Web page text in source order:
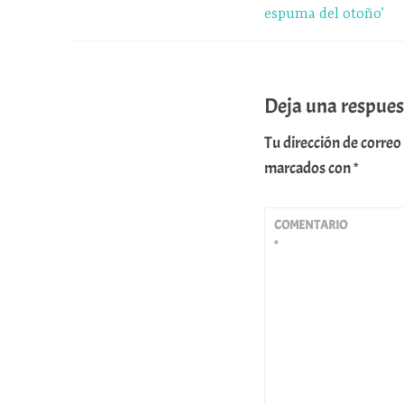
r
espuma del otoño’
Deja una
Tu dirección de
marcados con*
COMENTARIO
*